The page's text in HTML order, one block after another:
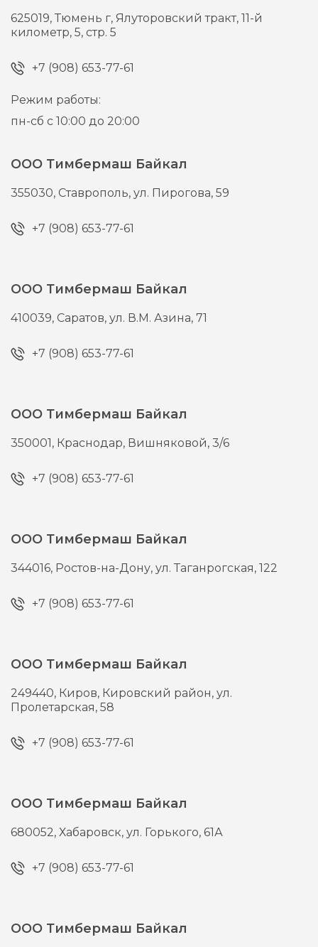
625019,Тюмень г, Ялуторовский тракт, 11-й
километр, 5, стр. 5
+7 (908) 653-77-61
Режим работы:
пн-сб с 10:00 до 20:00
ООО Тимбермаш Байкал
355030, Ставрополь,ул. Пирогова, 59
+7 (908) 653-77-61
ООО Тимбермаш Байкал
410039, Саратов,ул. В.М. Азина, 71
+7 (908) 653-77-61
ООО Тимбермаш Байкал
350001, Краснодар, Вишняковой, 3/6
+7 (908) 653-77-61
ООО Тимбермаш Байкал
344016, Ростов-на-Дону,ул. Таганрогская, 122
+7 (908) 653-77-61
ООО Тимбермаш Байкал
249440, Киров, Кировский район, ул.
Пролетарская, 58
+7 (908) 653-77-61
ООО Тимбермаш Байкал
680052,Хабаровск,ул. Горького, 61А
+7 (908) 653-77-61
ООО Тимбермаш Байкал